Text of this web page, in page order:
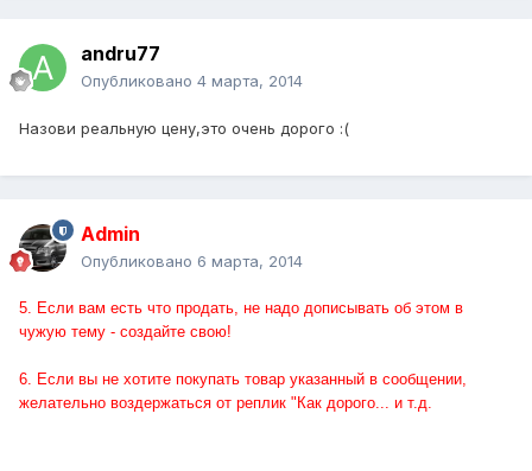
andru77
Опубликовано 4 марта, 2014
Назови реальную цену,это очень дорого :(
Admin
Опубликовано 6 марта, 2014
5. Если вам есть что продать, не надо дописывать об этом в
чужую тему - создайте свою!
6. Если вы не хотите покупать товар указанный в сообщении,
желательно воздержаться от реплик "Как дорого... и т.д.